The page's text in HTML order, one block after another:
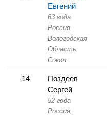
Евгений
63 года
Россия,
Вологодская
Область,
Сокол
14
Поздеев
Сергей
52 года
Россия,